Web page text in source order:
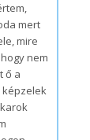
mert
mire
nem
ő a